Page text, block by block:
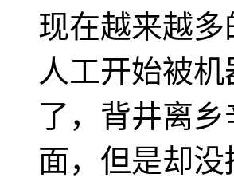
现在越来越
人工开始被
了，背井离
面，但是却